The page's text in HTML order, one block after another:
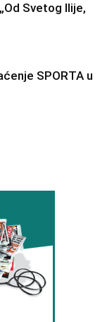
Svetog Ilije,
SPORTA u